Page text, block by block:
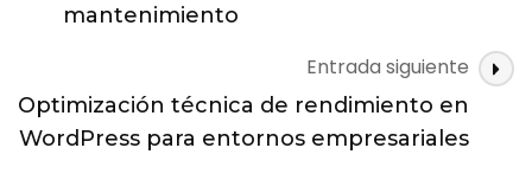
mantenimiento
Entrada siguiente
Optimización técnica de rendimiento en
WordPress para entornos empresariales